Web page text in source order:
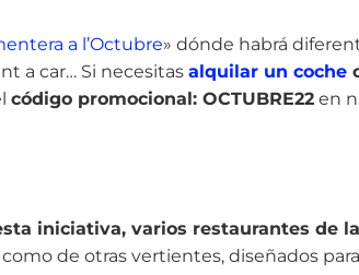
a l’Octubre» dónde habrá
a car… Si necesitas alquilar un coche
código promocional: OCTUBRE22 en
iniciativa, varios restaurantes de
de otras vertientes, diseñados